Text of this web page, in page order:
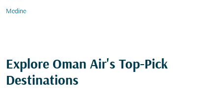
Medine
Explore Oman Air's Top-Pick
Destinations